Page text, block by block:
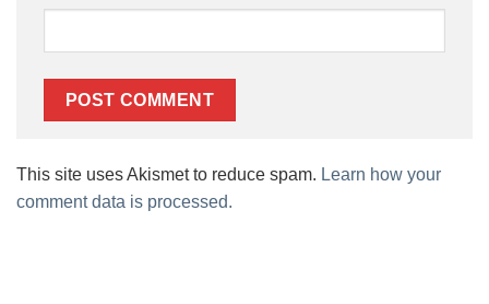
This site uses Akismet to reduce spam. Learn how your
comment data is processed.